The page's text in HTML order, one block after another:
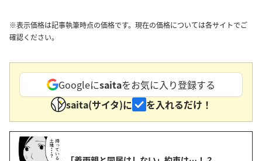
※表示価格は記事執筆時点の価格です。現在の価格については各サイトでご
確認ください。
Googleにsaitaをお気に入り登録する
saita(サイタ)に
を入れるだけ！